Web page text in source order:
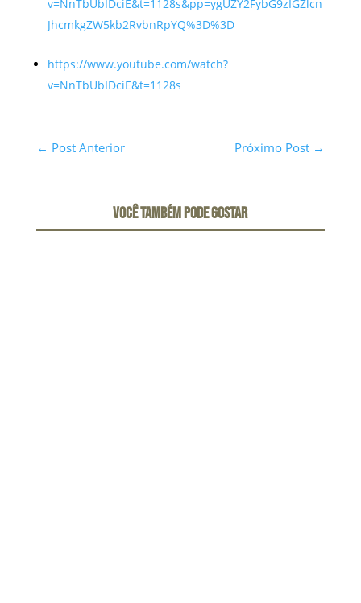
v=NnTbUbIDciE&t=1128s&pp=ygUZY2FybG9zIGZlcn
JhcmkgZW5kb2RvbnRpYQ%3D%3D
https://www.youtube.com/watch?
v=NnTbUbIDciE&t=1128s
← Post Anterior Próximo Post →
VOCÊ TAMBÉM PODE GOSTAR